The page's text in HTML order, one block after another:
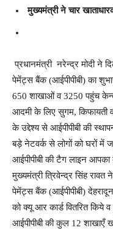
मुख्यमंत्री ने चार
प्रधानमंत्री नरेन्द्र मोदी ने
पेमेंट्स बैंक (आईपीपीबी) का
650 शाखाओं व 3250 पहुंच
आदमी के लिए सुगम, किफायती
के उद्देश्य से आईपीपीबी की
बड़े नेटवर्क से लोगों को घरों में
आईपीपीबी की टैग लाइन
मुख्यमंत्री त्रिवेन्द्र सिंह रावत
पेमेंट्स बैंक (आईपीपीबी)
को क्यू आर कार्ड वितरित किये
आईपीपीबी की कुल 12 शाखाएँ